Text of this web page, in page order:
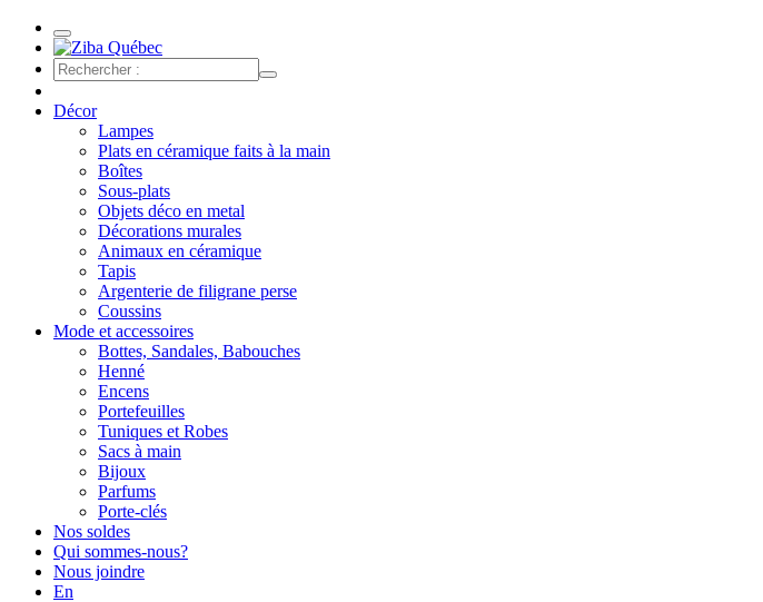
Décor
Lampes
Plats en céramique faits à la main
Boîtes
Sous-plats
Objets déco en metal
Décorations murales
Animaux en céramique
Tapis
Argenterie de filigrane perse
Coussins
Mode et accessoires
Bottes, Sandales, Babouches
Henné
Encens
Portefeuilles
Tuniques et Robes
Sacs à main
Bijoux
Parfums
Porte-clés
Nos soldes
Qui sommes-nous?
Nous joindre
En